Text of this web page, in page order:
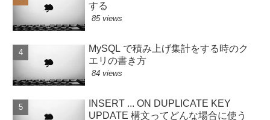
する
85 views
MySQL で積み上げ集計をする時のク
エリの書き方
84 views
INSERT ... ON DUPLICATE KEY
UPDATE 構文ってどんな場合に使う